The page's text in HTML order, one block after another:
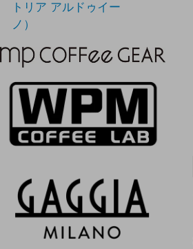
トリア アルドゥイー
ノ）